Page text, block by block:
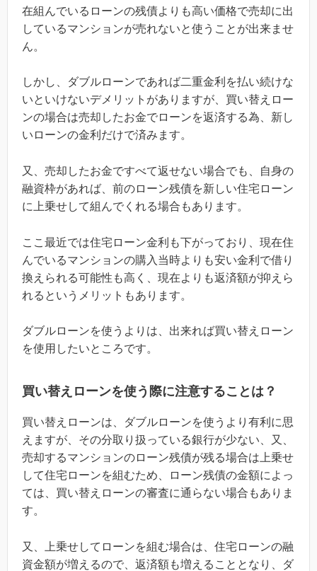
在組んでいるローンの残債よりも高い価格で売却に出
しているマンションが売れないと使うことが出来ませ
ん。
しかし、ダブルローンであれば二重金利を払い続けな
いといけないデメリットがありますが、買い替えロー
ンの場合は売却したお金でローンを返済する為、新し
いローンの金利だけで済みます。
又、売却したお金ですべて返せない場合でも、自身の
融資枠があれば、前のローン残債を新しい住宅ローン
に上乗せして組んでくれる場合もあります。
ここ最近では住宅ローン金利も下がっており、現在住
んでいるマンションの購入当時よりも安い金利で借り
換えられる可能性も高く、現在よりも返済額が抑えら
れるというメリットもあります。
ダブルローンを使うよりは、出来れば買い替えローン
を使用したいところです。
買い替えローンを使う際に注意することは？
買い替えローンは、ダブルローンを使うより有利に思
えますが、その分取り扱っている銀行が少ない、又、
売却するマンションのローン残債が残る場合は上乗せ
して住宅ローンを組むため、ローン残債の金額によっ
ては、買い替えローンの審査に通らない場合もありま
す。
又、上乗せしてローンを組む場合は、住宅ローンの融
資金額が増えるので、返済額も増えることとなり、ダ